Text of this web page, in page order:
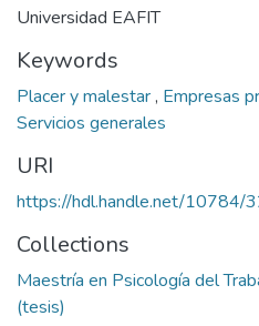
Universidad EAFIT
Keywords
Placer y malestar, Empresas
Servicios generales
URI
https://hdl.handle.net/10784/
Collections
Maestría en Psicología del
(tesis)